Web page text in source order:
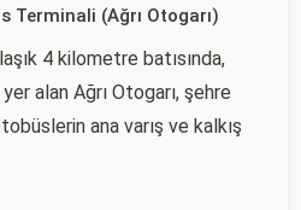
Terminali (Ağrı Otogarı)
4 kilometre batısında,
alan Ağrı Otogarı, şehre
ana varış ve kalkış